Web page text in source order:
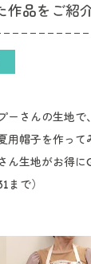
作品をご紹
ーさんの生地
用帽子を作っ
ん生地がお得
で）